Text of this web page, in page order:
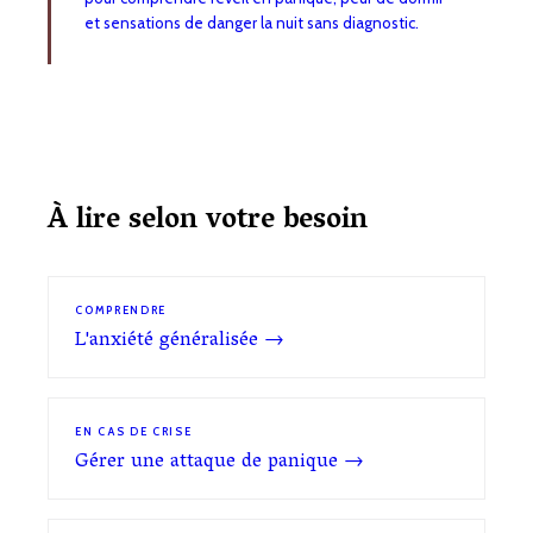
et sensations de danger la nuit sans diagnostic.
À lire selon votre besoin
COMPRENDRE
L'anxiété généralisée →
EN CAS DE CRISE
Gérer une attaque de panique →